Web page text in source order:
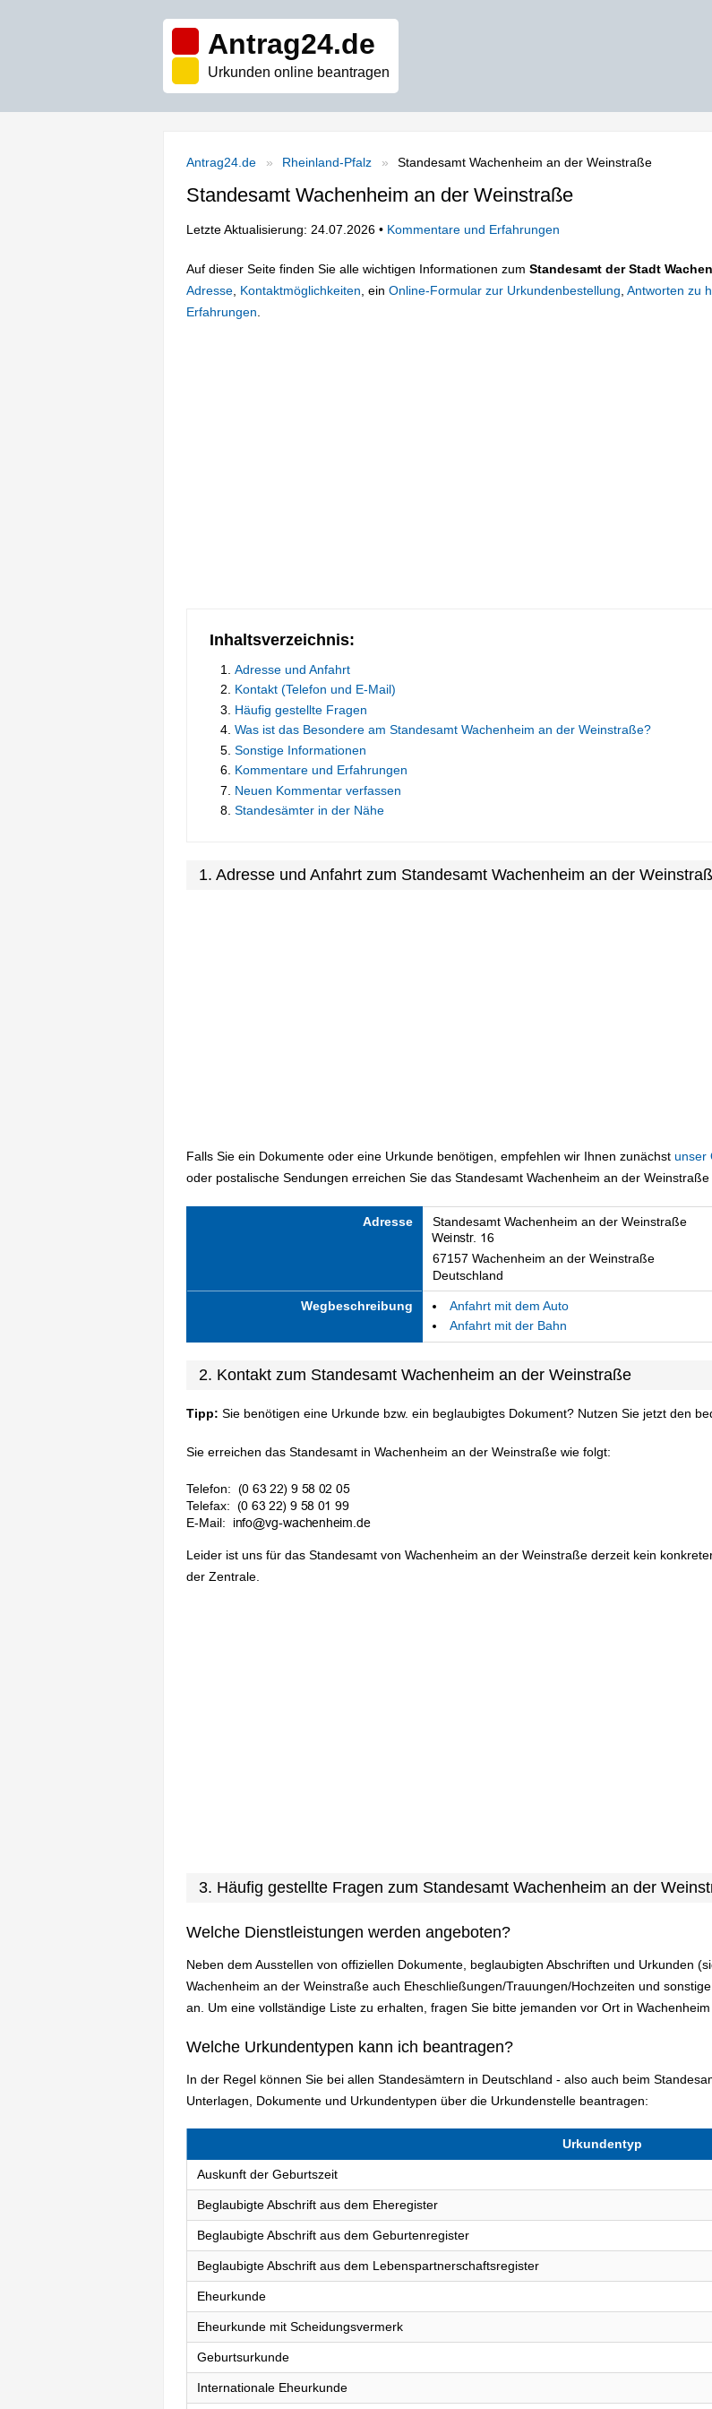
Antrag24.de
Urkunden online beantragen
Antrag24.de Rheinland-Pfalz Standesamt Wachenheim an der Weinstraße
Standesamt Wachenheim an der Weinstraße
Letzte Aktualisierung: 24.07.2026 • Kommentare und Erfahrungen
Auf dieser Seite finden Sie alle wichtigen Informationen zum Standesamt der Stadt
Adresse Kontaktmöglichkeiten , ein Online-Formular zur Urkundenbestellung Antworten zu
Erfahrungen
Inhaltsverzeichnis:
Adresse und Anfahrt
Kontakt (Telefon und E-Mail)
Häufig gestellte Fragen
Was ist das Besondere am Standesamt Wachenheim an der Weinstraße?
Sonstige Informationen
Kommentare und Erfahrungen
Neuen Kommentar verfassen
Standesämter in der Nähe
1. Adresse und Anfahrt zum Standesamt Wachenheim an der
Falls Sie ein Dokumente oder eine Urkunde benötigen, empfehlen wir Ihnen zunächst unser
oder postalische Sendungen erreichen Sie das Standesamt Wachenheim an der
Adresse Standesamt Wachenheim an der Weinstraße
67157 Wachenheim an der Weinstraße
Deutschland
Wegbeschreibung
Anfahrt mit dem Auto
Anfahrt mit der Bahn
2. Kontakt zum Standesamt Wachenheim an der Weinstraße
Tipp: Sie benötigen eine Urkunde bzw. ein beglaubigtes Dokument? Nutzen Sie jetzt den
Sie erreichen das Standesamt in Wachenheim an der Weinstraße wie folgt:
Telefon:
Telefax:
E-Mail:
Leider ist uns für das Standesamt von Wachenheim an der Weinstraße derzeit kein
der Zentrale.
3. Häufig gestellte Fragen zum Standesamt Wachenheim an der
Welche Dienstleistungen werden angeboten?
Neben dem Ausstellen von offiziellen Dokumente, beglaubigten Abschriften und Urkunden
Wachenheim an der Weinstraße auch Eheschließungen/Trauungen/Hochzeiten und
an. Um eine vollständige Liste zu erhalten, fragen Sie bitte jemanden vor Ort in
Welche Urkundentypen kann ich beantragen?
In der Regel können Sie bei allen Standesämtern in Deutschland - also auch beim
Unterlagen, Dokumente und Urkundentypen über die Urkundenstelle beantragen:
Urkundentyp
Auskunft der Geburtszeit
Beglaubigte Abschrift aus dem Eheregister
Beglaubigte Abschrift aus dem Geburtenregister
Beglaubigte Abschrift aus dem Lebenspartnerschaftsregister
Eheurkunde
Eheurkunde mit Scheidungsvermerk
Geburtsurkunde
Internationale Eheurkunde